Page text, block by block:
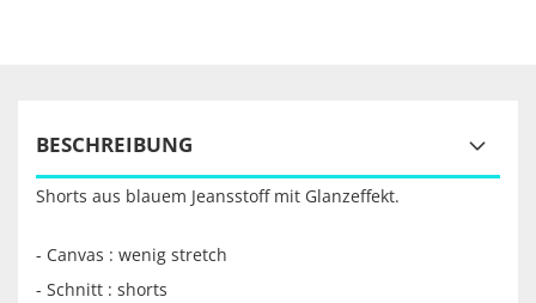
BESCHREIBUNG
Shorts aus blauem Jeansstoff mit Glanzeffekt.
- Canvas : wenig stretch
- Schnitt : shorts